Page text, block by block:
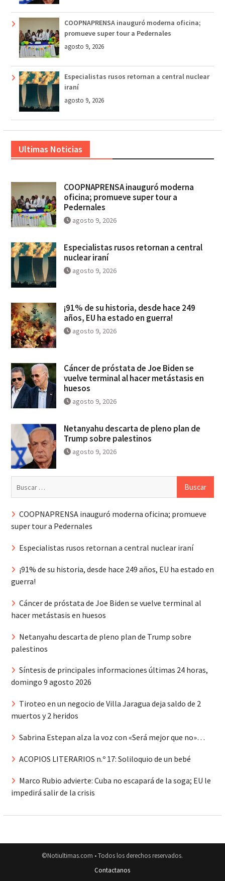
COOPNAPRENSA inauguró moderna oficina;
promueve super tour a Pedernales
agosto 9, 2026
Especialistas rusos retornan a central nuclear
iraní
agosto 9, 2026
Ultimas Noticias
COOPNAPRENSA inauguró moderna
oficina; promueve super tour a
Pedernales
agosto 9, 2026
Especialistas rusos retornan a central
nuclear iraní
agosto 9, 2026
¡91% de su historia, desde hace 249
años, EU ha estado en guerra!
agosto 9, 2026
Cáncer de próstata de Joe Biden se
vuelve terminal al hacer metástasis en
huesos
agosto 9, 2026
Netanyahu descarta de pleno plan de
Trump sobre palestinos
agosto 9, 2026
COOPNAPRENSA inauguró moderna oficina; promueve
super tour a Pedernales
Especialistas rusos retornan a central nuclear iraní
¡91% de su historia, desde hace 249 años, EU ha estado en
guerra!
Cáncer de próstata de Joe Biden se vuelve terminal al
hacer metástasis en huesos
Netanyahu descarta de pleno plan de Trump sobre
palestinos
Síntesis de principales informaciones últimas 24 horas,
domingo 9 agosto 2026
Tiroteo en un negocio de Villa Jaragua deja saldo de 2
muertos y 2 heridos
Sabrina Estepan alza la voz con «Será mejor que no»…
ACOPIOS LITERARIOS n.º 17: Soliloquio de un bebé
Marco Rubio advierte: Cuba no escapará de la soga; EU le
impedirá salir de la crisis
©Notiultimas.com • Todos los derechos reservados.
Contactanos